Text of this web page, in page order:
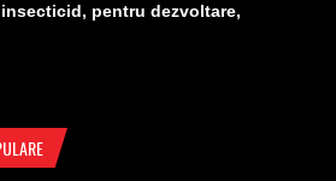
pentru dezvoltare,